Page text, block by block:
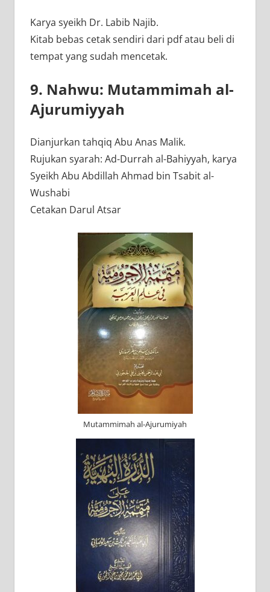
Karya syeikh Dr. Labib Najib.
Kitab bebas cetak sendiri dari pdf atau beli di
tempat yang sudah mencetak.
9. Nahwu: Mutammimah al-
Ajurumiyyah
Dianjurkan tahqiq Abu Anas Malik.
Rujukan syarah: Ad-Durrah al-Bahiyyah, karya
Syeikh Abu Abdillah Ahmad bin Tsabit al-
Wushabi
Cetakan Darul Atsar
Mutammimah al-Ajurumiyah